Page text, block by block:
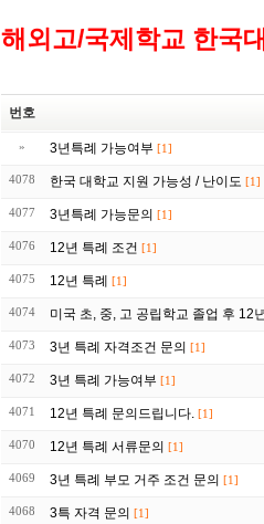
해외고/국제학교 한국
번호
» 3년특례 가능여부 [1]
4078 한국 대학교 지원 가능성 / 난이도 [1]
4077 3년특례 가능문의 [1]
4076 12년 특례 조건 [1]
4075 12년 특례 [1]
4074 미국 초, 중, 고 공립학교 졸업 후 12
4073 3년 특례 자격조건 문의 [1]
4072 3년 특례 가능여부 [1]
4071 12년 특례 문의드립니다. [1]
4070 12년 특례 서류문의 [1]
4069 3년 특례 부모 거주 조건 문의 [1]
4068 3특 자격 문의 [1]